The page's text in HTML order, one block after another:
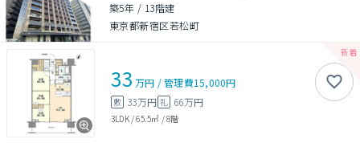
築5年 / 13階建
東京都新宿区若松町
33 万円 /管理費15,000円
敷 33万円 礼 66万円
3LDK/65.5㎡ /8階